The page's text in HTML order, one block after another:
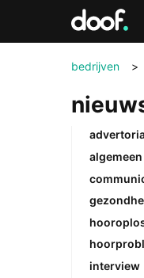
bedrijven >
algemeen
interview
Doof.nl